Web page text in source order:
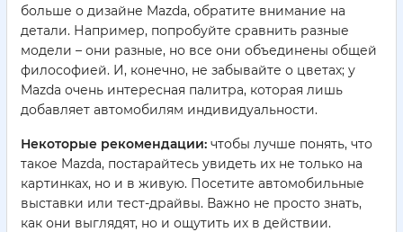
больше о дизайне Mazda, обратите внимание на
детали. Например, попробуйте сравнить разные
модели – они разные, но все они объединены общей
философией. И, конечно, не забывайте о цветах; у
Mazda очень интересная палитра, которая лишь
добавляет автомобилям индивидуальности.
Некоторые рекомендации: чтобы лучше понять, что
такое Mazda, постарайтесь увидеть их не только на
картинках, но и в живую. Посетите автомобильные
выставки или тест-драйвы. Важно не просто знать,
как они выглядят, но и ощутить их в действии.